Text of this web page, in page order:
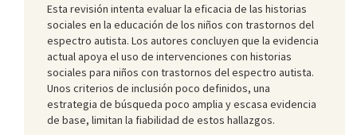
Esta revisión intenta evaluar la eficacia de las historias
sociales en la educación de los niños con trastornos del
espectro autista. Los autores concluyen que la evidencia
actual apoya el uso de intervenciones con historias
sociales para niños con trastornos del espectro autista.
Unos criterios de inclusión poco definidos, una
estrategia de búsqueda poco amplia y escasa evidencia
de base, limitan la fiabilidad de estos hallazgos.